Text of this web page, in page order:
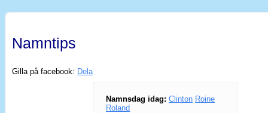
Namntips
Gilla på facebook: Dela
Namnsdag idag: Clinton Roine
Roland